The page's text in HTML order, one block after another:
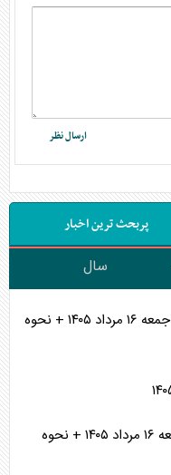
پربحث ترین اخبار
سال
جدول قطعی برق استان کرمانشاه فردا جمعه ۱۶ مرداد ۱۴۰۵ + نحوه
جدول قطعی برق استان فارس فردا جمعه ۱۶ مرداد ۱۴۰۵ + نحوه